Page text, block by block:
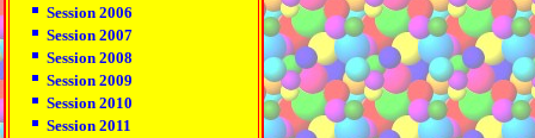
Session 2006
Session 2007
Session 2008
Session 2009
Session 2010
Session 2011